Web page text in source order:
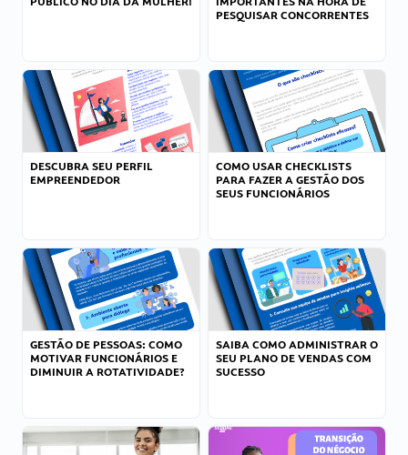
PESQUISAR CONCORRENTES
DESCUBRA SEU PERFIL
EMPREENDEDOR
COMO USAR CHECKLISTS
PARA FAZER A GESTÃO DOS
SEUS FUNCIONÁRIOS
GESTÃO DE PESSOAS: COMO
MOTIVAR FUNCIONÁRIOS E
DIMINUIR A ROTATIVIDADE?
SAIBA COMO ADMINISTRAR O
SEU PLANO DE VENDAS COM
SUCESSO